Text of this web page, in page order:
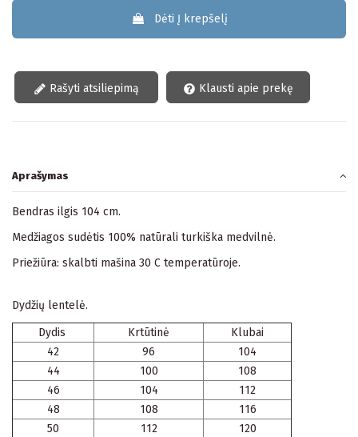
Dėti Į krepšelį
Rašyti atsiliepimą Klausti apie prekę
Aprašymas
Bendras ilgis 104 cm.
Medžiagos sudėtis 100% natūrali turkiška medvilnė.
Priežiūra: skalbti mašina 30 C temperatūroje.
Dydžių lentelė.
Dydis Krtūtinė
Klubai
42
96
104
44
100
108
46
104
112
48
108
116
50
112
120